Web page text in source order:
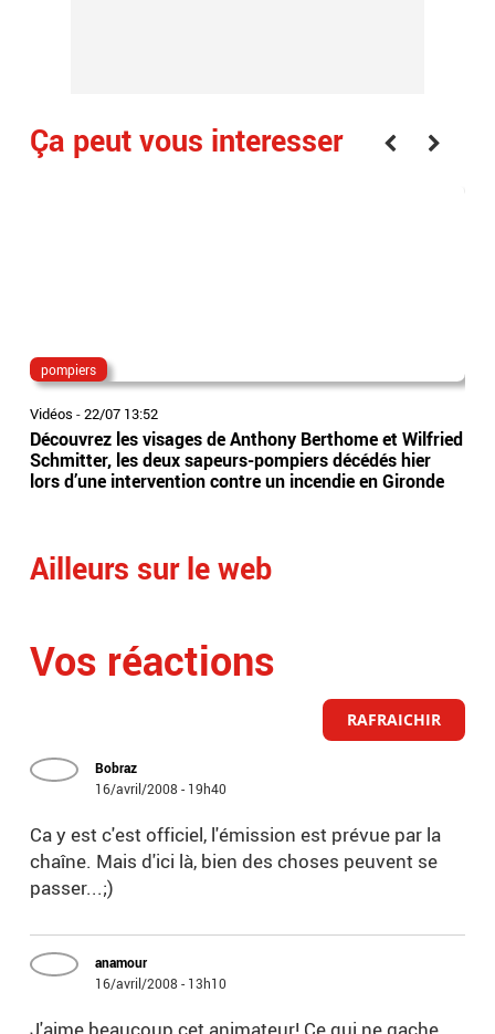
Ça peut vous interesser
pompiers
Vidéos -22/07 13:52
Découvrez les visages de Anthony Berthome et Wilfried
Schmitter, les deux sapeurs-pompiers décédés hier
lors d’une intervention contre un incendie en Gironde
Ailleurs sur le web
Vos réactions
RAFRAICHIR
Bobraz
16/avril/2008 - 19h40
Ca y est c'est officiel, l'émission est prévue par la
chaîne. Mais d'ici là, bien des choses peuvent se
passer...;)
anamour
16/avril/2008 - 13h10